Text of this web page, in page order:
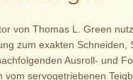
von Thomas L. Green
zum exakten Schneiden,
Ausroll- und
vom servogetriebenen